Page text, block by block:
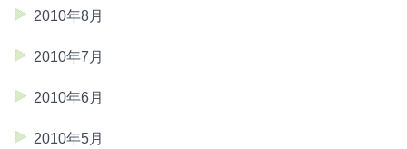
2010年8月
2010年7月
2010年6月
2010年5月